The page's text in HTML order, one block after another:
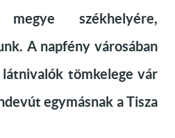
megye székhelyére,
A napfény városában
tömkelege vár
egymásnak a Tisza